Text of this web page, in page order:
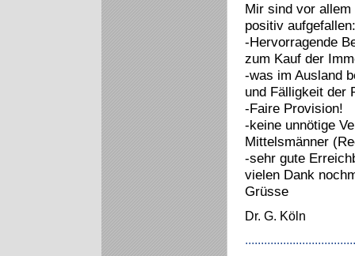
Mir sind vor allem
positiv aufgefallen:
-Hervorragende
zum Kauf der
-was im Ausland
und Fälligkeit der
-Faire Provision!
-keine unnötige
Mittelsmänner
-sehr gute
vielen Dank
Grüsse
Dr. G. Köln